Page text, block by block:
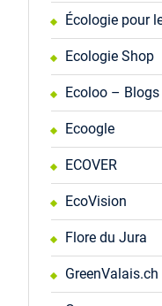
Écologie pour
Ecologie Shop
Ecoloo – Blogs
Ecoogle
ECOVER
EcoVision
Flore du Jura
GreenValais.ch